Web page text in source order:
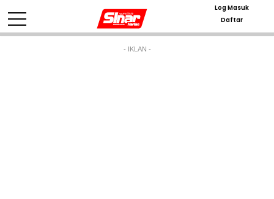
Log Masuk
Daftar
- IKLAN -